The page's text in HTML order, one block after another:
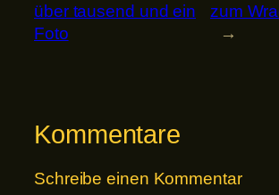
über tausend und ein
Foto
zum
→
Kommentare
Schreibe einen Kommentar